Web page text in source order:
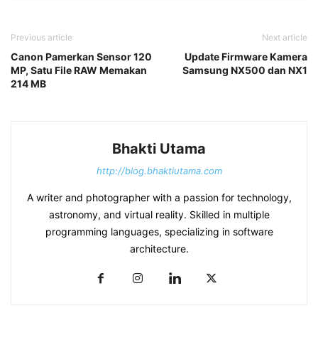
Previous article
Canon Pamerkan Sensor 120
MP, Satu File RAW Memakan
214 MB
Next article
Update Firmware Kamera
Samsung NX500 dan NX1
Bhakti Utama
http://blog.bhaktiutama.com
A writer and photographer with a passion for technology,
astronomy, and virtual reality. Skilled in multiple
programming languages, specializing in software
architecture.